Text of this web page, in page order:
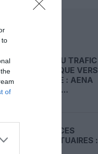
to
of
AUSSI
REPORT DU TRAFIC
TOURISTIQUE VERS
L’ESPAGNE : AENA
FRANCHIT...
REDEVANCES
AÉROPORTUAIRES :